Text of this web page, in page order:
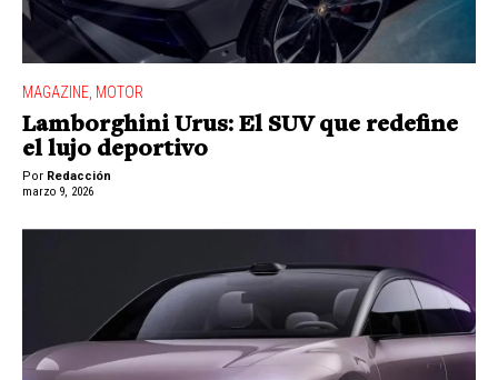
MAGAZINE MOTOR
Lamborghini Urus: El SUV que redefine
el lujo deportivo
Por Redacción
marzo 9, 2026